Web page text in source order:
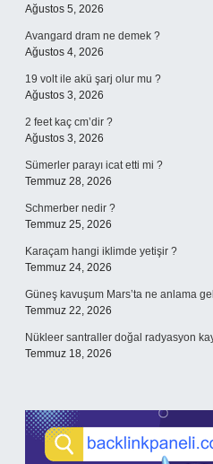
Ağustos 5, 2026
Avangard dram ne demek ?
Ağustos 4, 2026
19 volt ile akü şarj olur mu ?
Ağustos 3, 2026
2 feet kaç cm’dir ?
Ağustos 3, 2026
Sümerler parayı icat etti mi ?
Temmuz 28, 2026
Schmerber nedir ?
Temmuz 25, 2026
Karaçam hangi iklimde yetişir ?
Temmuz 24, 2026
Güneş kavuşum Mars’ta ne anlama
Temmuz 22, 2026
Nükleer santraller doğal radyasyon
Temmuz 18, 2026